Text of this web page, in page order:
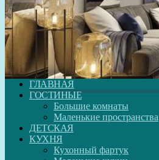
ГЛАВНАЯ
ГОСТИНЫЕ
Большие комнаты
Маленькие пространства
ДЕТСКАЯ
КУХНЯ
Кухонный фартук